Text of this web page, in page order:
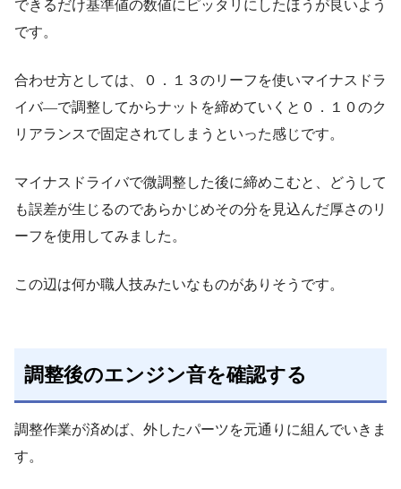
できるだけ基準値の数値にピッタリにしたほうが良いよう
です。
合わせ方としては、０．１３のリーフを使いマイナスドラ
イバ―で調整してからナットを締めていくと０．１０のク
リアランスで固定されてしまうといった感じです。
マイナスドライバで微調整した後に締めこむと、どうして
も誤差が生じるのであらかじめその分を見込んだ厚さのリ
ーフを使用してみました。
この辺は何か職人技みたいなものがありそうです。
調整後のエンジン音を確認する
調整作業が済めば、外したパーツを元通りに組んでいきま
す。